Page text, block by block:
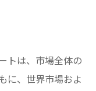
トは、市場全体の
に、世界市場およ